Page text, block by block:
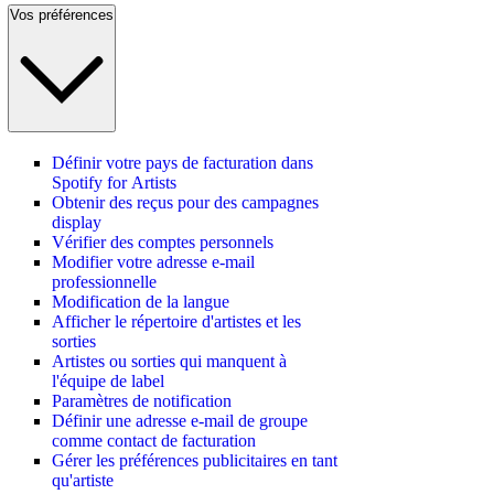
Vos préférences
Définir votre pays de facturation dans
Spotify for Artists
Obtenir des reçus pour des campagnes
display
Vérifier des comptes personnels
Modifier votre adresse e-mail
professionnelle
Modification de la langue
Afficher le répertoire d'artistes et les
sorties
Artistes ou sorties qui manquent à
l'équipe de label
Paramètres de notification
Définir une adresse e-mail de groupe
comme contact de facturation
Gérer les préférences publicitaires en tant
qu'artiste